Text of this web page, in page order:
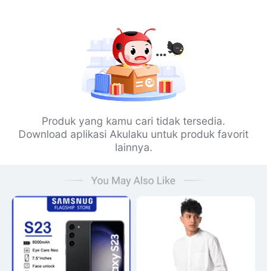
Produk yang kamu cari tidak tersedia.
Download aplikasi Akulaku untuk produk favorit
lainnya.